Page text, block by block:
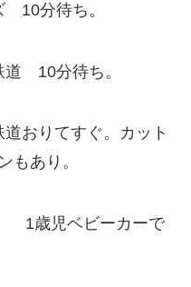
10分待ち。
道 10分待ち。
おりてすぐ。カット
もあり。
歳児ベビーカーで